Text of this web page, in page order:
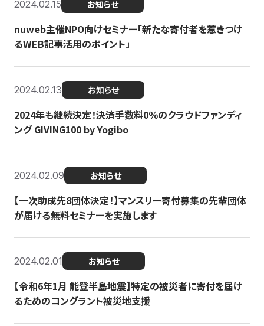
2024.02.15 お知らせ
nuweb主催NPO向けセミナー「新たな寄付者を惹きつけ
るWEB記事活用のポイント」
2024.02.13 お知らせ
2024年も継続決定！決済手数料0％のクラウドファンディ
ング GIVING100 by Yogibo
2024.02.09 お知らせ
【一次助成先8団体決定！】マンスリー寄付募集の先輩団体
が届ける無料セミナーを実施します
2024.02.01 お知らせ
【令和6年1月 能登半島地震】特定の被災者に寄付を届け
るためのコングラント被災地支援